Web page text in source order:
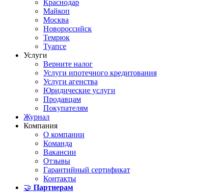
Краснодар
Майкоп
Москва
Новороссийск
Темрюк
Туапсе
Услуги
Верните налог
Услуги ипотечного кредитования
Услуги агенства
Юридические услуги
Продавцам
Покупателям
Журнал
Компания
О компании
Команда
Вакансии
Отзывы
Гарантийный сертификат
Контакты
🤝 Партнерам